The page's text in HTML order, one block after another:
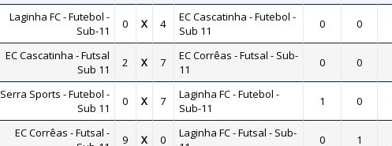
Laginha FC - Futebol -
Sub-11
0 X 4
EC Cascatinha - Futebol -
Sub 11
0 0
EC Cascatinha - Futsal
Sub 11
2 X 7
EC Corrêas - Futsal - Sub-
11
0 0
Serra Sports - Futebol -
Sub 11
0 X 7
Laginha FC - Futebol -
Sub-11
1 0
EC Corrêas - Futsal -
9 X 0
Laginha FC - Futsal - Sub-
0 1